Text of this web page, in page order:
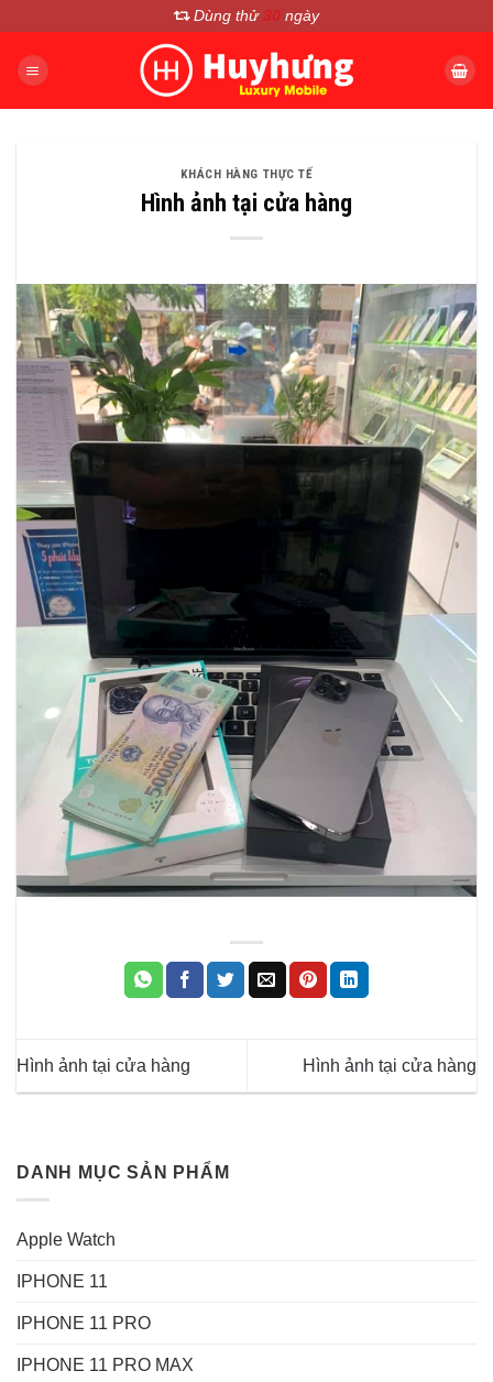
nội
Dùng thử 30 ngày
KHÁCH HÀNG THỰC TẾ
Hình ảnh tại cửa hàng
Hình ảnh tại cửa hàng Hình ảnh tại cửa hàng
DANH MỤC SẢN PHẨM
Apple Watch
IPHONE 11
IPHONE 11 PRO
IPHONE 11 PRO MAX